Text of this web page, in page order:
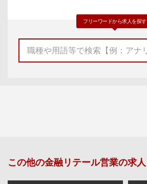
フリーワードから求人を探す
この他の金融リテール営業の求人